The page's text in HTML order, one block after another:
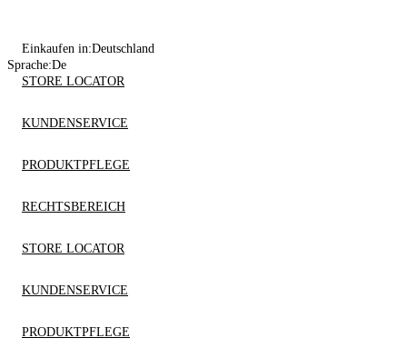
Einkaufen in:Deutschland
Sprache:De
STORE LOCATOR
KUNDENSERVICE
PRODUKTPFLEGE
RECHTSBEREICH
STORE LOCATOR
KUNDENSERVICE
PRODUKTPFLEGE